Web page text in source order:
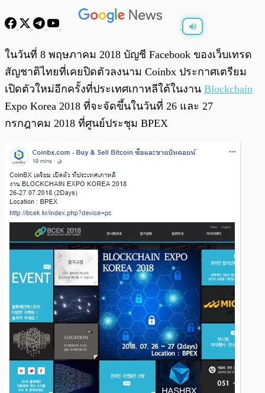
พร้อมเล่น /
ในวันที่ 8 พฤษภาคม 2018 บัญชี Facebook ของเว็บเทรด
สัญชาติไทยที่เคยปิดตัวลงนาม Coinbx ประกาศเตรียม
เปิดตัวใหม่อีกครั้งที่ประเทศเกาหลีใต้ในงาน Blockchain
Expo Korea 2018 ที่จะจัดขึ้นในวันที่ 26 และ 27
กรกฎาคม 2018 ที่ศูนย์ประชุม BPEX